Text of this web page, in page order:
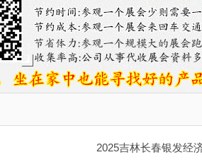
2025吉林长春银发经